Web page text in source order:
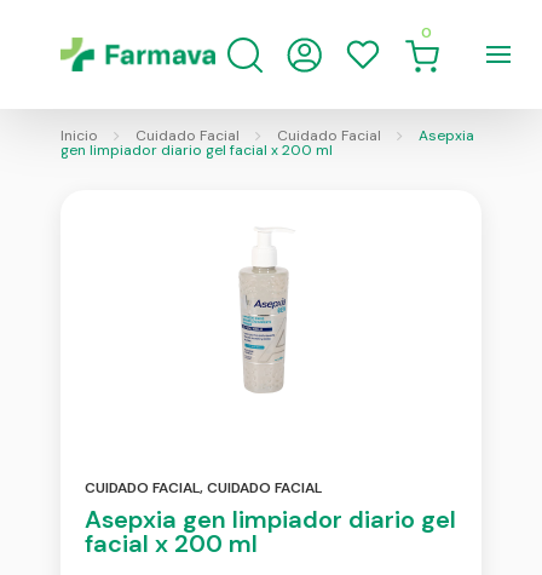
0
Inicio Cuidado Facial Cuidado Facial Asepxia
gen limpiador diario gel facial x 200 ml
CUIDADO FACIAL,CUIDADO FACIAL
Asepxia gen limpiador diario gel
facial x 200 ml